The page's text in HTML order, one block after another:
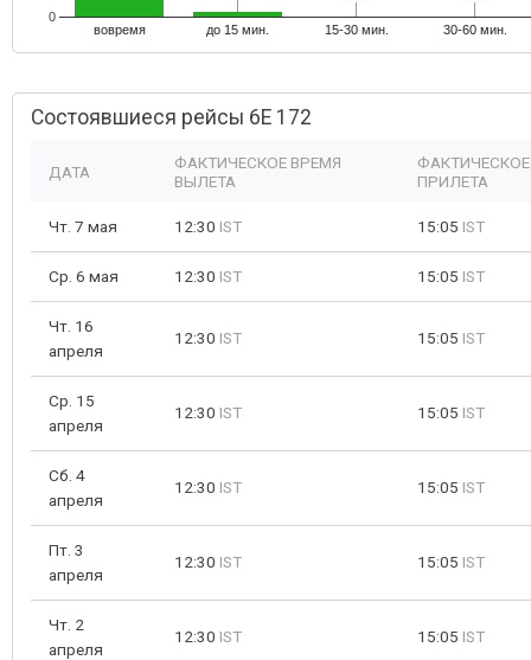
вовремя до 15 мин. 15-30 мин. 30-60 мин.
0
Состоявшиеся рейсы 6E 172
ДАТА
ФАКТИЧЕСКОЕ ВРЕМЯ
ВЫЛЕТА
ПРИЛЕТА
Чт. 7 мая 12:30 IST 15:05 IST
Ср. 6 мая 12:30 IST 15:05 IST
Чт. 16
апреля
12:30 IST 15:05 IST
Ср. 15
апреля
12:30 IST 15:05 IST
Сб. 4
апреля
12:30 IST 15:05 IST
Пт. 3
апреля
12:30 IST 15:05 IST
Чт. 2
апреля
12:30 IST 15:05 IST